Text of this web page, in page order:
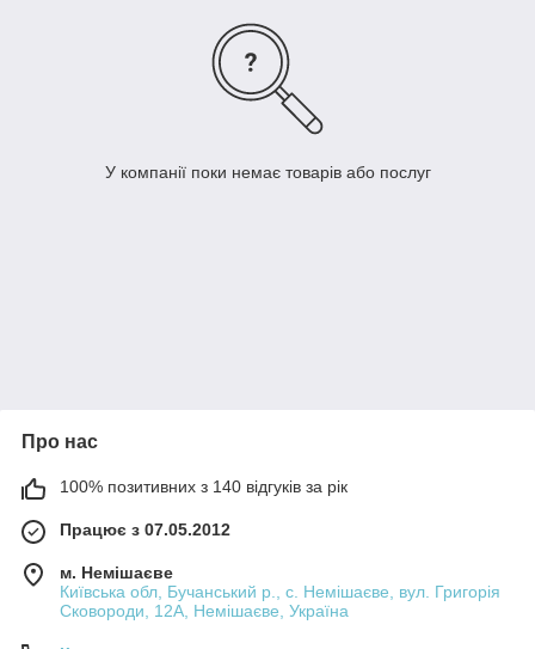
У компанії поки немає товарів або послуг
Про нас
100% позитивних з 140 відгуків за рік
Працює з 07.05.2012
м. Немішаєве
Київська обл, Бучанський р., с. Немішаєве, вул. Григорія
Сковороди, 12А, Немішаєве, Україна